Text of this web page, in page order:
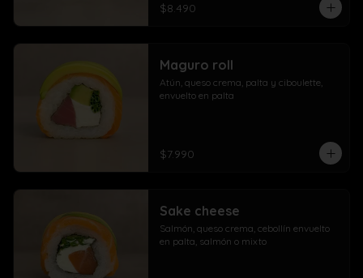
$8.490
Maguro roll
Atún, queso crema, palta y ciboulette,
envuelto en palta
$7.990
Sake cheese
Salmón, queso crema, cebollín envuelto
en palta, salmón o mixto